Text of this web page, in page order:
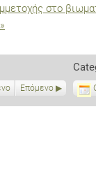
στο
Επόμενο